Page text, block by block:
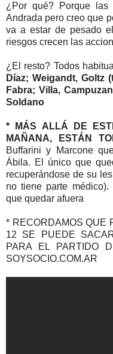
¿Por qué? Porque
Andrada pero creo que
va a estar de pesado
riesgos crecen las
¿El resto? Todos
Díaz; Weigandt, Goltz
Fabra; Villa,
Soldano
* MÁS ALLÁ DE
MAÑANA, ESTÁN
Buffarini y Marcone
Ábila. El único que
recuperándose de su
no tiene parte
que quedar afuera
* RECORDAMOS QUE
12 SE PUEDE
PARA EL PARTIDO
SOYSOCIO.COM.AR